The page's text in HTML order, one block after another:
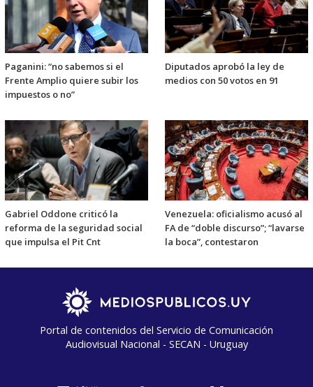
Paganini: “no sabemos si el
Frente Amplio quiere subir los
impuestos o no”
Diputados aprobó la ley de
medios con 50 votos en 91
Gabriel Oddone criticó la
reforma de la seguridad social
que impulsa el Pit Cnt
Venezuela: oficialismo acusó al
FA de “doble discurso”; “lavarse
la boca”, contestaron
Portal de contenidos del Servicio de Comunicación
Audiovisual Nacional - SECAN - Uruguay